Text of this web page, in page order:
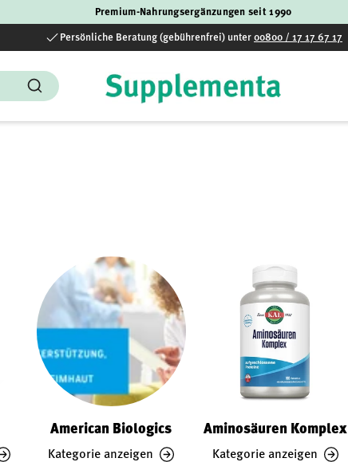
Premium-Nahrungsergänzungen seit 1990
Persönliche Beratung (gebührenfrei) unter 00800 / 17 17 67 17
Suchen
American Biologics
Kategorie anzeigen
Aminosäuren Komplex
Kategorie anzeigen